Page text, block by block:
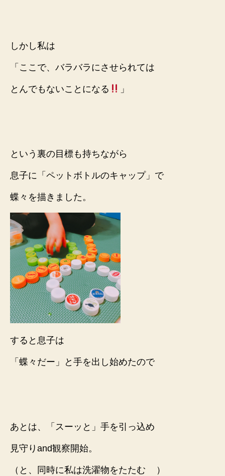
しかし私は
「ここで、バラバラにさせられては
とんでもないことになる 」
という裏の目標も持ちながら
息子に「ペットボトルのキャップ」で
蝶々を描きました。
すると息子は
「蝶々だー」と手を出し始めたので
あとは、「スーッと」手を引っ込め
見守りand観察開始。
（と、同時に私は洗濯物をたたむ ）